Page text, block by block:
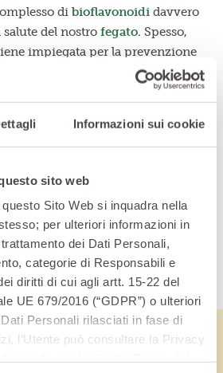
Informazioni sui cookie
sito web
Sito Web si inquadra nella
per ulteriori informazioni in
dei Dati Personali,
categorie di Responsabili e
diritti di cui agli artt. 15-22 del
UE 679/2016 (“GDPR”) o ulteriori
Personali rilasciati in fase di
l’Utente può consultare la Privacy
di bioflavonoidi davvero
del nostro fegato. Spesso,
impiegata per la prevenzione
soggetti a rischio, ma anche nel
alcolica e virale, e di tutte
un valido aiutoin caso di
e decongestionanti.